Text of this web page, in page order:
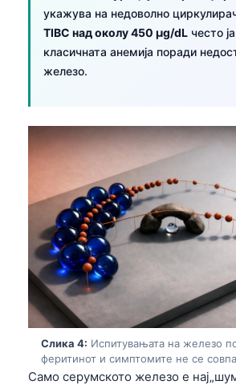
укажува на недоволно
TIBC над околу 450 µg/dL често
класичната анемија поради
железо.
Слика 4: Испитувањата на железо
феритинот и симптомите не се
Само серумското железо е